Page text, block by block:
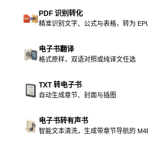
PDF 识别转化
精准识别文字、公式与表格，转为
电子书翻译
格式原样，双语对照或纯译文任选
TXT 转电子书
自动生成章节、封面与插图
电子书转有声书
智能文本清洗，生成带章节导航的